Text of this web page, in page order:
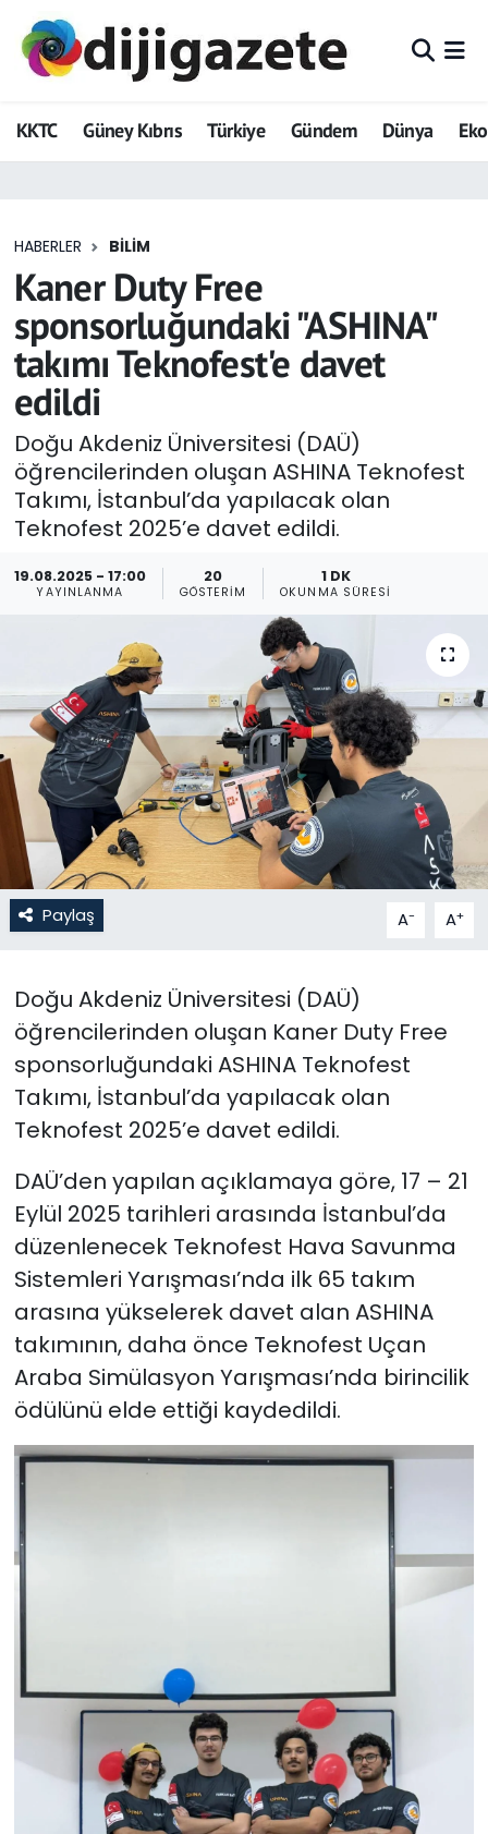
KKTC Güney Kıbrıs Türkiye Gündem Dünya
HABERLER BILIM
Kaner Duty Free
sponsorluğundaki "ASHINA"
takımı Teknofest'e davet
edildi
Doğu Akdeniz Üniversitesi (DAÜ)
öğrencilerinden oluşan ASHINA Teknofest
Takımı, İstanbul’da yapılacak olan
Teknofest 2025’e davet edildi.
19.08.2025 - 17:00
YAYINLANMA
20
GÖSTERIM
1 DK
OKUNMA SÜRESI
Paylaş A- A+
Doğu Akdeniz Üniversitesi (DAÜ)
öğrencilerinden oluşan Kaner Duty Free
sponsorluğundaki ASHINA Teknofest
Takımı, İstanbul’da yapılacak olan
Teknofest 2025’e davet edildi.
DAÜ’den yapılan açıklamaya göre, 17 – 21
Eylül 2025 tarihleri arasında İstanbul’da
düzenlenecek Teknofest Hava Savunma
Sistemleri Yarışması’nda ilk 65 takım
arasına yükselerek davet alan ASHINA
takımının, daha önce Teknofest Uçan
Araba Simülasyon Yarışması’nda birincilik
ödülünü elde ettiği kaydedildi.
ADVERTORIAL
Dijigazete
Eğitim
Ekonomi
Foto Galeri
GEZİ
Güncel
Gündem
KKTC
KKTC YEREL SEÇİM 2018
Kültür Sanat
Magazin
Moda
Nöbetçi Eczaneler
Otomobil Dünyası
SAĞLIK
Spor
Teknoloji
TÜRKiYE
Video Galeri
YAŞAM
Yazarlar
Hava Durumu
Trafik Durumu
Tüm Manşetler
Son Dakika Haberleri
Haber Arşivi